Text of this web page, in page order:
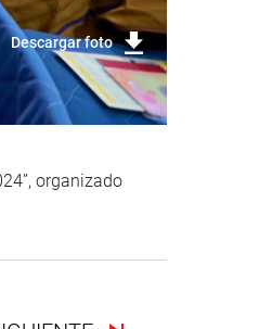
Descargar foto
organizado